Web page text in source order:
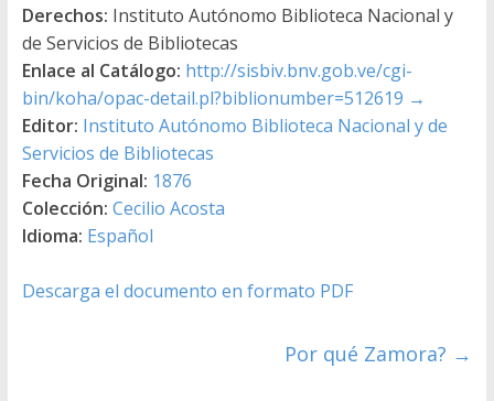
Derechos: Instituto Autónomo Biblioteca Nacional y
de Servicios de Bibliotecas
Enlace al Catálogo: http://sisbiv.bnv.gob.ve/cgi-
bin/koha/opac-detail.pl?biblionumber=512619 →
Editor: Instituto Autónomo Biblioteca Nacional y de
Servicios de Bibliotecas
Fecha Original: 1876
Colección: Cecilio Acosta
Idioma: Español
Descarga el documento en formato PDF
Por qué Zamora? →